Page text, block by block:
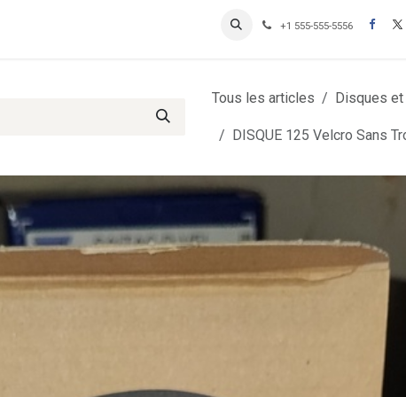
Inscription Clients professionnels+1 555-555-5556
Tous les articles Disques
DISQUE 125 Velcro Sans